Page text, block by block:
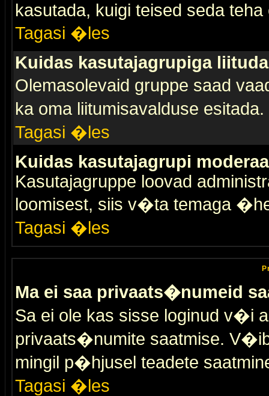
kasutada, kuigi teised seda teha
Tagasi �les
Kuidas kasutajagrupiga
Olemasolevaid gruppe saad
ka oma liitumisavalduse
Tagasi �les
Kuidas kasutajagrupi
Kasutajagruppe loovad
loomisest, siis v�ta temaga
Tagasi �les
Ma ei saa privaats�numeid
Sa ei ole kas sisse loginud v�i
privaats�numite saatmise.
mingil p�hjusel teadete
Tagasi �les